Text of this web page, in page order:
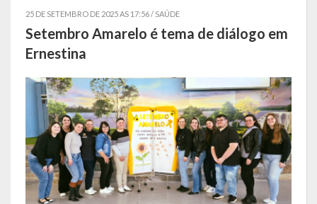
Telefones Úteis
Secretarias
Estrutura organizacional
Administração
Assistência Social
25 DE SETEMBRO DE 2025 AS 17:56 / SAÚDE
Setembro Amarelo é tema de diálogo em
Ernestina